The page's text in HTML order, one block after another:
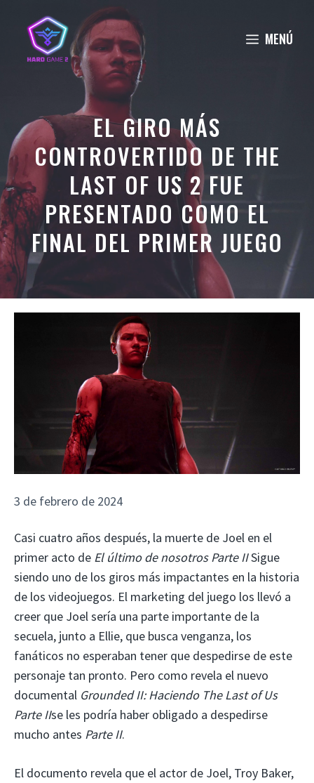
contenido
MENÚ
EL GIRO MÁS
CONTROVERTIDO DE THE
LAST OF US 2 FUE
PRESENTADO COMO EL
FINAL DEL PRIMER JUEGO
3 de febrero de 2024
Casi cuatro años después, la muerte de Joel en el
primer acto de El último de nosotros Parte IISigue
siendo uno de los giros más impactantes en la historia
de los videojuegos. El marketing del juego los llevó a
creer que Joel sería una parte importante de la
secuela, junto a Ellie, que busca venganza, los
fanáticos no esperaban tener que despedirse de este
personaje tan pronto. Pero como revela el nuevo
documental Grounded II: Haciendo The Last of Us
Parte IIse les podría haber obligado a despedirse
mucho antes Parte II.
El documento revela que el actor de Joel, Troy Baker,